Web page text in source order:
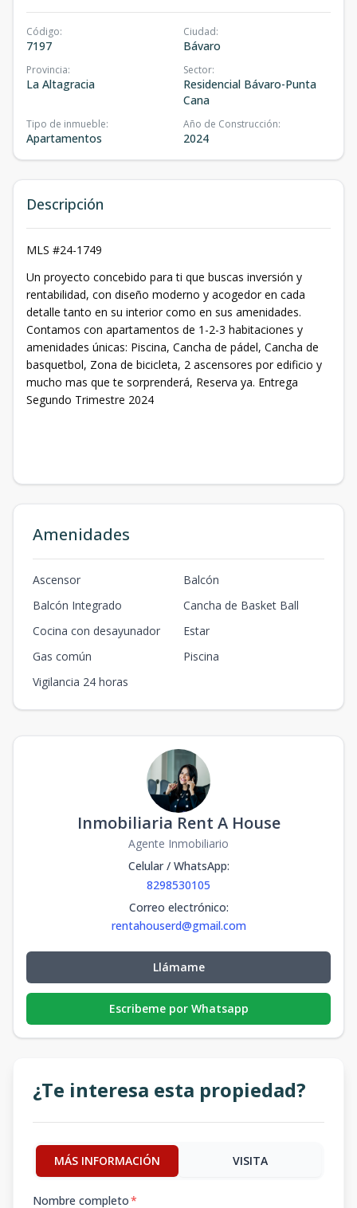
Código:
7197
Ciudad:
Bávaro
Provincia:
La Altagracia
Sector:
Residencial Bávaro-Punta
Cana
Tipo de inmueble:
Apartamentos
Año de Construcción:
2024
Descripción
MLS #24-1749
Un proyecto concebido para ti que buscas inversión y
rentabilidad, con diseño moderno y acogedor en cada
detalle tanto en su interior como en sus amenidades.
Contamos con apartamentos de 1-2-3 habitaciones y
amenidades únicas: Piscina, Cancha de pádel, Cancha de
basquetbol, Zona de bicicleta, 2 ascensores por edificio y
mucho mas que te sorprenderá, Reserva ya. Entrega
Segundo Trimestre 2024
Amenidades
Ascensor
Balcón
Balcón Integrado
Cancha de Basket Ball
Cocina con desayunador
Estar
Gas común
Piscina
Vigilancia 24 horas
Inmobiliaria Rent A House
Agente Inmobiliario
Celular / WhatsApp:
8298530105
Correo electrónico:
rentahouserd@gmail.com
Llámame
Escribeme por Whatsapp
¿Te interesa esta propiedad?
MÁS INFORMACIÓN VISITA
Nombre completo*